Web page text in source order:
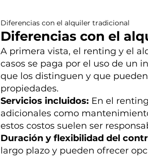
Diferencias con el alquiler tradicional
Diferencias con el
A primera vista, el renting y el
casos se paga por el uso de un
que los distinguen y que
propiedades.
Servicios incluidos: En el
adicionales como
estos costos suelen ser
Duración y flexibilidad del
largo plazo y pueden ofrecer